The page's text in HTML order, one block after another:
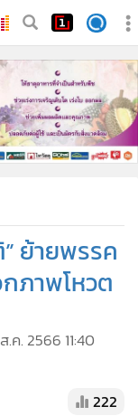
ย้ายพรรค
ภาพโหวต
.ค. 2566 11:40
222